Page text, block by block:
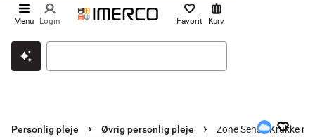
Klik & hent Byt i 1 år Prismatch
Menu Login Favorit Kurv
Personlig pleje Øvrig personlig pleje Zone Sensu Krukke